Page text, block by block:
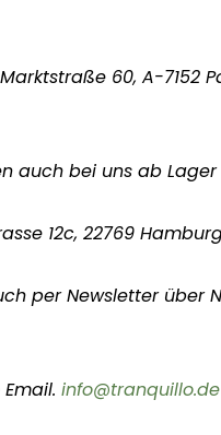
60, A-7152
auch bei uns ab
12c, 22769
per Newsletter über
info@tranquillo.de